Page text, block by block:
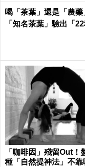
喝「茶葉」還是「農藥
「知名茶葉」驗出「
「咖啡因」殘留Out！
種「自然提神法」不靠